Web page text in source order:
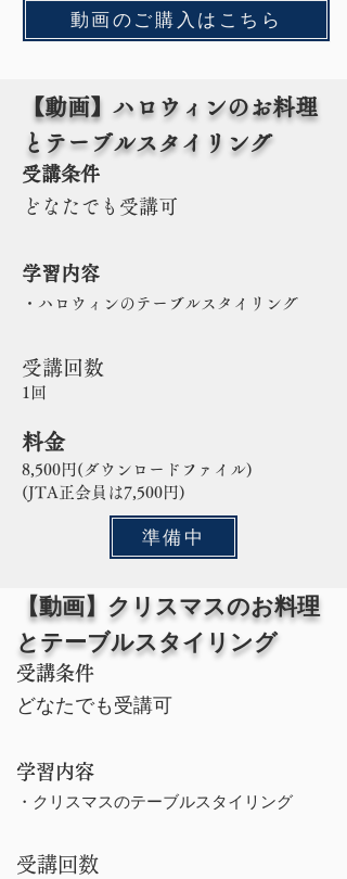
動画のご購入はこちら
【動画】ハロウィンのお料理
とテーブルスタイリング
受講条件
どなたでも受講可
学習内容
・ハロウィンのテーブルスタイリング
受講回数
1回
料金
​8,500円(ダウンロードファイル)
​(JTA正会員は7,500円)
準備中
【動画】クリスマスのお料理
とテーブルスタイリング
受講条件
どなたでも受講可
学習内容
・クリスマスのテーブルスタイリング
受講回数